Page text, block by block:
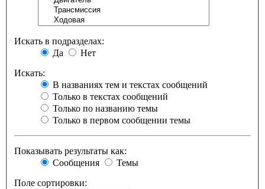
Искать в подразделах:
Да
Нет
Искать:
В названиях тем и текстах сообщений
Только в текстах сообщений
Только по названию темы
Только в первом сообщении темы
Показывать результаты как:
Сообщения
Темы
Поле сортировки: